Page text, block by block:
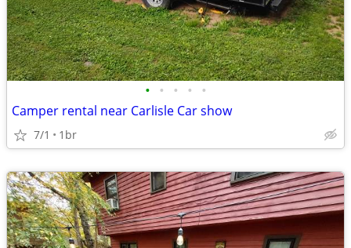
• • • • •
Camper rental near Carlisle Car show
7/1 1br